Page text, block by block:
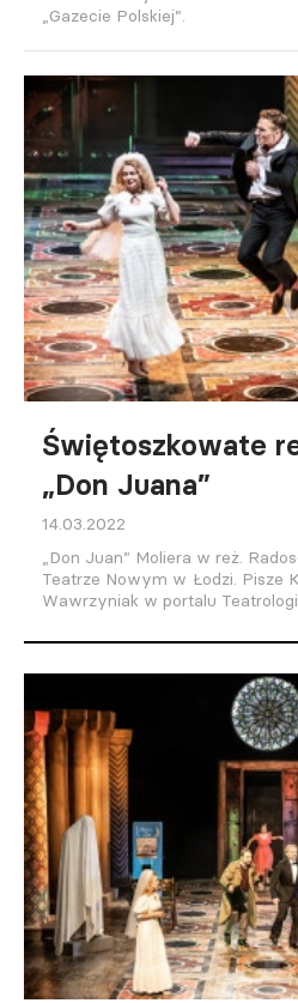
„Gazecie Polskiej”.
Świętoszkowate
„Don Juana”
14.03.2022
„Don Juan” Moliera w reż.
Teatrze Nowym w Łodzi. Pisze
Wawrzyniak w portalu